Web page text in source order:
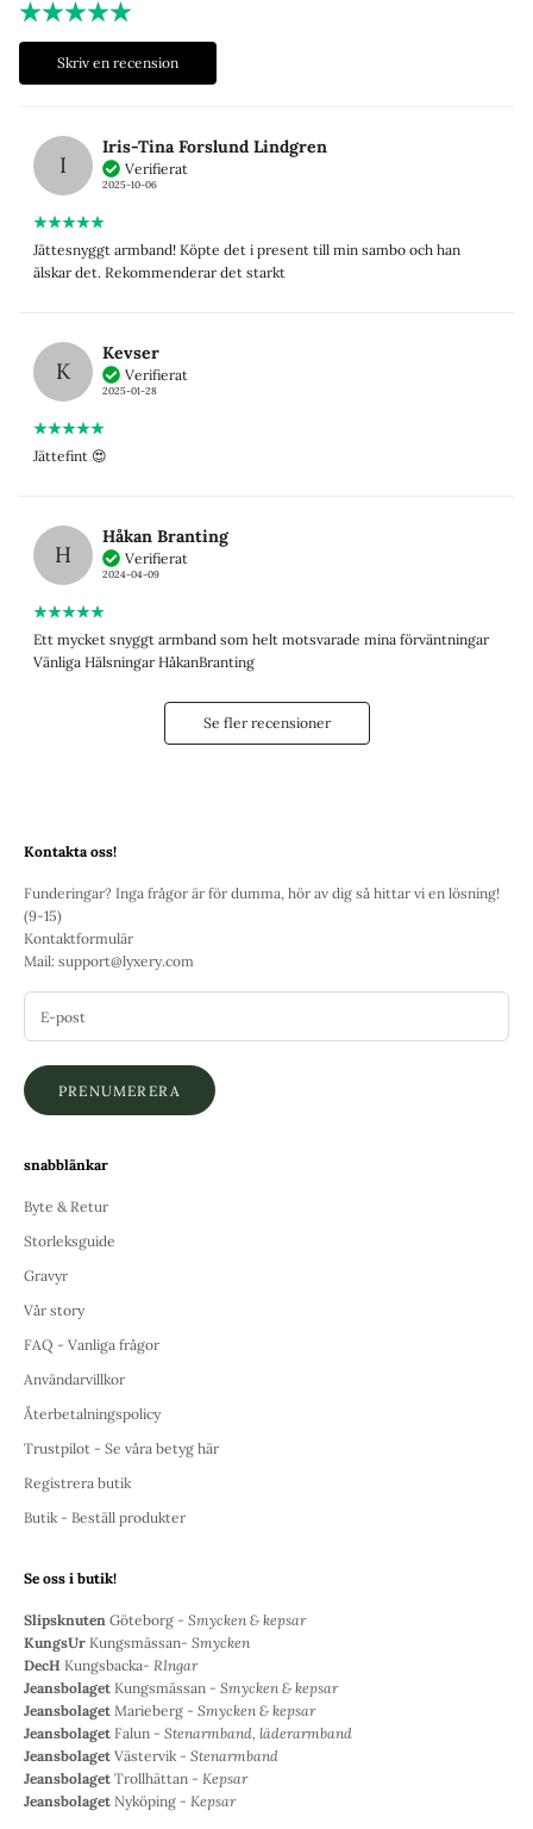
Skriv en recension
I
Iris-Tina Forslund Lindgren
Verifierat
2025-10-06
Jättesnyggt armband! Köpte det i present till min sambo och han
älskar det. Rekommenderar det starkt
K
Kevser
Verifierat
2025-01-28
Jättefint 😍
H
Håkan Branting
Verifierat
2024-04-09
Ett mycket snyggt armband som helt motsvarade mina förväntningar
Vänliga Hälsningar HåkanBranting
Se fler recensioner
Kontakta oss!
Funderingar? Inga frågor är för dumma, hör av dig så hittar vi en lösning!
(9-15)
Kontaktformulär
Mail: support@lyxery.com
PRENUMERERA
snabblänkar
Byte & Retur
Storleksguide
Gravyr
Vår story
FAQ - Vanliga frågor
Användarvillkor
Återbetalningspolicy
Trustpilot - Se våra betyg här
Registrera butik
Butik - Beställ produkter
Se oss i butik!
Slipsknuten Göteborg - Smycken & kepsar
KungsUr Kungsmässan- Smycken
DecH Kungsbacka- RIngar
Jeansbolaget Kungsmässan - Smycken & kepsar
Jeansbolaget Marieberg - Smycken & kepsar
Jeansbolaget Falun - Stenarmband, läderarmband
Jeansbolaget Västervik - Stenarmband
Jeansbolaget Trollhättan - Kepsar
Jeansbolaget Nyköping - Kepsar